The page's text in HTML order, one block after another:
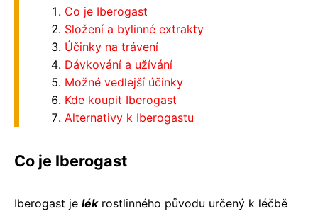
Co je Iberogast
Složení a bylinné extrakty
Účinky na trávení
Dávkování a užívání
Možné vedlejší účinky
Kde koupit Iberogast
Alternativy k Iberogastu
Co je Iberogast
Iberogast je lékrostlinného původu určený k léčbě